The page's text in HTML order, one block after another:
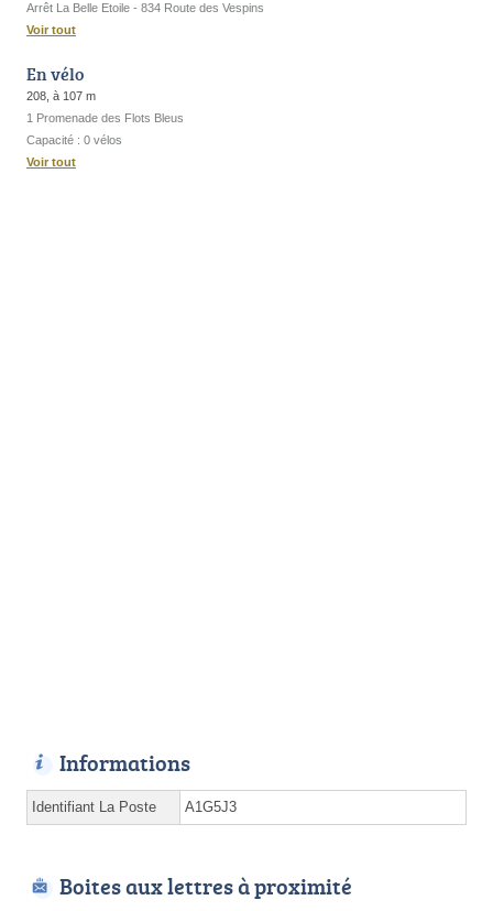
Arrêt La Belle Etoile - 834 Route des Vespins
Voir tout
En vélo
208, à 107 m
1 Promenade des Flots Bleus
Capacité : 0 vélos
Voir tout
Informations
Identifiant La Poste A1G5J3
Boites aux lettres à proximité